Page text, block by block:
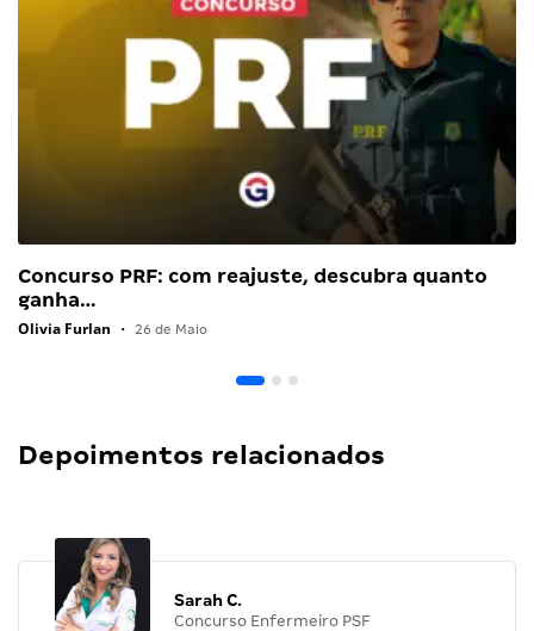
Concurso PRF: com reajuste, descubra quanto
ganha…
Olivia Furlan • 26 de Maio
Depoimentos relacionados
Sarah C.
Concurso Enfermeiro PSF